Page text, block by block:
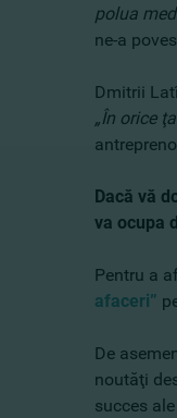
polua
ne-a
Dmitrii
„În orice
Dacă vă
va ocupa
Pentru a
afaceri”
De
noutăţi
succes